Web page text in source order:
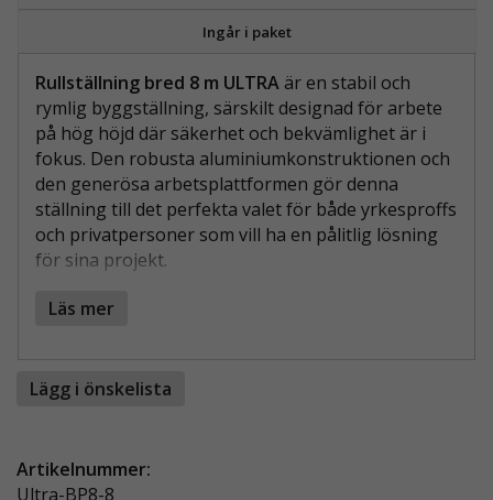
Ingår i paket
Rullställning bred 8 m ULTRA är en stabil och
rymlig byggställning, särskilt designad för arbete
på hög höjd där säkerhet och bekvämlighet är i
fokus. Den robusta aluminiumkonstruktionen och
den generösa arbetsplattformen gör denna
ställning till det perfekta valet för både yrkesproffs
och privatpersoner som vill ha en pålitlig lösning
för sina projekt.
FÖRDELAR MED RULLSTÄLLNING BRED 8
plattformen erbjuder gott om utrymme för
ger en arbetshöjd på ca 8 m, vilket gör den
Läs mer
Lägg i önskelista
Artikelnummer:
Ultra-BP8-8